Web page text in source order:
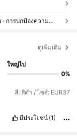
มีบริการเก็บเงินปลายทาง · การชำระเงินที่ปลอดภัย · การปกป้องความเป็นส่วนตัว
ดูเพิ่มเติม
ใหญ่ไป
0%
สี: สีดำ / ไซส์: EUR37
มีประโยชน์ (1)